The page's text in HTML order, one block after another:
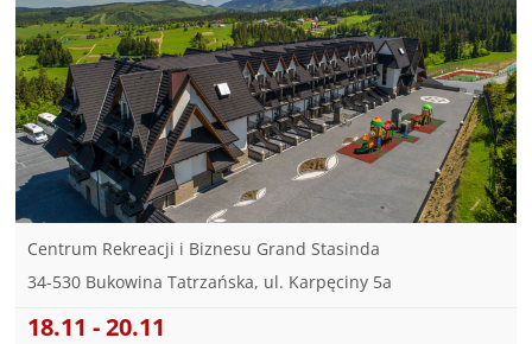
Centrum Rekreacji i Biznesu Grand Stasinda
34-530 Bukowina Tatrzańska, ul. Karpęciny 5a
18.11 - 20.11